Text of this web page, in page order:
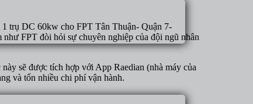
trụ DC 60kw cho FPT Tân Thuận- Quận 7-
FPT đòi hỏi sự chuyên nghiệp của đội ngũ nhân
sẽ được tích hợp với App Raedian (nhà máy của
và tốn nhiều chi phí vận hành.